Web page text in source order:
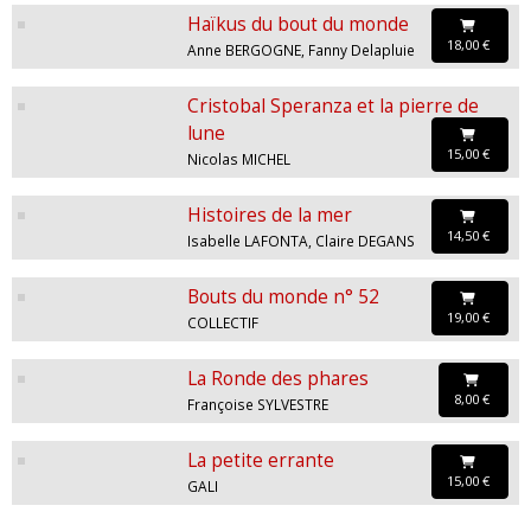
Haïkus du bout du monde
Anne BERGOGNE, Fanny Delapluie 18,00 €
Cristobal Speranza et la pierre de
lune
Nicolas MICHEL 15,00 €
Histoires de la mer
Isabelle LAFONTA, Claire DEGANS 14,50 €
Bouts du monde n° 52
COLLECTIF 19,00 €
La Ronde des phares
Françoise SYLVESTRE 8,00 €
La petite errante
GALI 15,00 €